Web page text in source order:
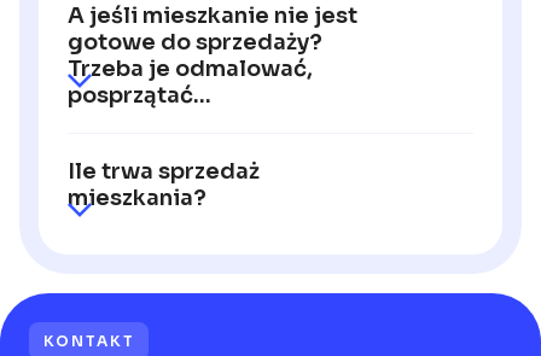
wtedy, gdy jest faktyczny klient
i transakcja dojdzie do skutku.
A jeśli mieszkanie nie jest
gotowe do sprzedaży?
Trzeba je odmalować,
posprzątać...
odświeżenie mieszkania, sprzątanie,
home staging, a także profesjonalną
Ile trwa sprzedaż
mieszkania?
KONTAKT